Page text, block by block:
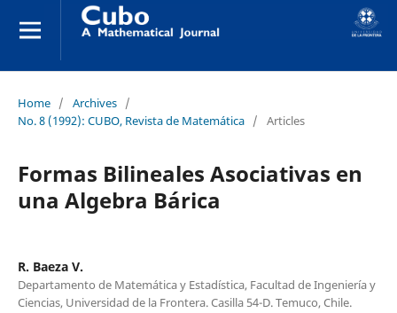
Home / Archives /
No. 8 (1992): CUBO, Revista de Matemática / Articles
Formas Bilineales Asociativas en
una Algebra Bárica
R. Baeza V.
Departamento de Matemática y Estadística, Facultad de Ingeniería y
Ciencias, Universidad de la Frontera. Casilla 54-D. Temuco, Chile.